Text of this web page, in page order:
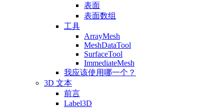
表面
表面数组
工具
ArrayMesh
MeshDataTool
SurfaceTool
ImmediateMesh
我应该使用哪一个？
3D 文本
前言
Label3D